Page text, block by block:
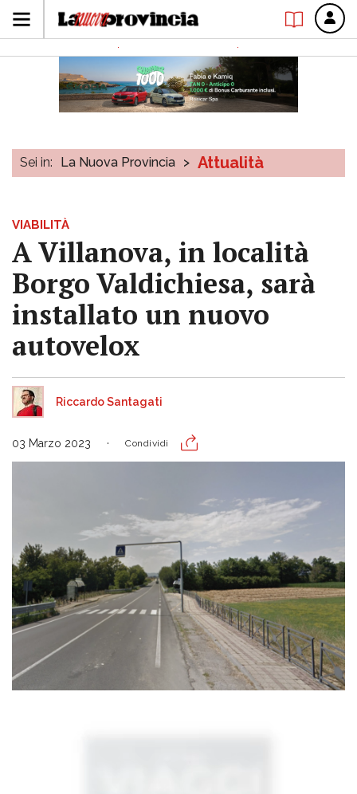
Sei in: La Nuova Provincia > Attualità
VIABILITÀ
A Villanova, in località
Borgo Valdichiesa, sarà
installato un nuovo
autovelox
Riccardo Santagati
03 Marzo 2023 Condividi